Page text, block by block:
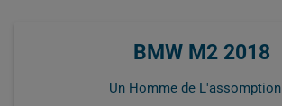
BMW M2 2018
Un Homme de L'assomption